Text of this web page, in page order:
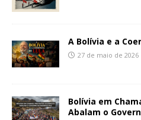
A Bolívia e a
27 de maio de 2026
Bolívia em
Abalam o